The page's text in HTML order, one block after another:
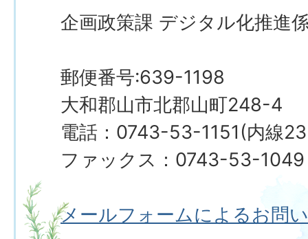
企画政策課 デジタル化推
郵便番号:639-1198
大和郡山市北郡山町248-4
電話：0743-53-1151(内線
ファックス：0743-53-1049
メールフォームによるお問